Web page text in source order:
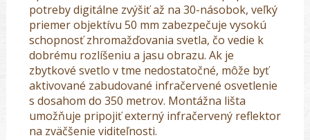
potreby digitálne zvýšiť až na 30-násobok, veľký
priemer objektívu 50 mm zabezpečuje vysokú
schopnosť zhromažďovania svetla, čo vedie k
dobrému rozlíšeniu a jasu obrazu. Ak je
zbytkové svetlo v tme nedostatočné, môže byť
aktivované zabudované infračervené osvetlenie
s dosahom do 350 metrov. Montážna lišta
umožňuje pripojiť externý infračervený reflektor
na zväčšenie viditeľnosti.